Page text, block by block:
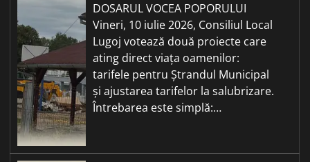
DOSARUL VOCEA POPORULUI
Vineri, 10 iulie 2026, Consiliul Local
Lugoj votează două proiecte care
ating direct viața oamenilor:
tarifele pentru Ștrandul Municipal
și ajustarea tarifelor la salubrizare.
Întrebarea este simplă:…